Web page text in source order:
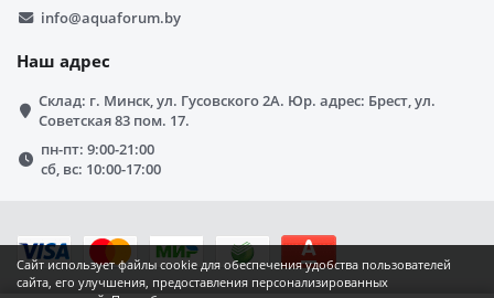
Сайт использует файлы cookie для обеспечения удобства пользователей
сайта, его улучшения, предоставления персонализированных
info@aquaforum.by
Наш адрес
Склад: г. Минск, ул. Гусовского 2А. Юр. адрес: Брест, ул.
Советская 83 пом. 17.
пн-пт: 9:00-21:00
сб, вс: 10:00-17:00